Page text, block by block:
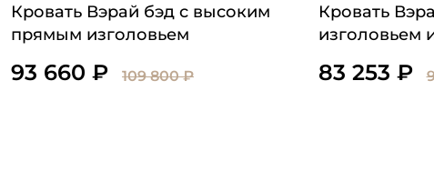
Кровать Вэрай бэд с высоким
прямым изголовьем
93 660 ₽ 109 800 ₽
Кровать
изголовьем
83 253 ₽